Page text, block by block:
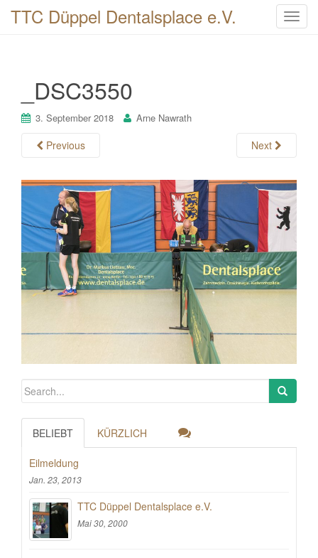
T
g
a
o
n
TTC Düppel Dentalsplace e.V.
_DSC3550
3. September 2018 Arne Nawrath
Previous Next
BELIEBT KÜRZLICH
Eilmeldung
Jan. 23, 2013
TTC Düppel Dentalsplace e.V.
Mai 30, 2000